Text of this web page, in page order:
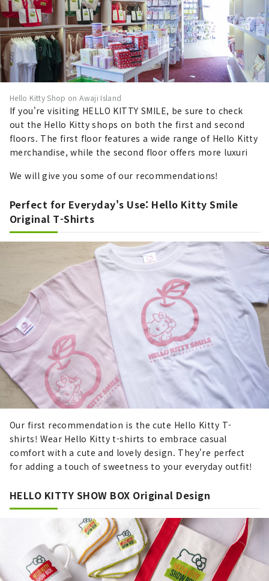
Hello Kitty Shop on Awaji Island
If you're visiting HELLO KITTY SMILE, be sure to check
out the Hello Kitty shops on both the first and second
floors. The first floor features a wide range of Hello Kitty
merchandise, while the second floor offers more luxuri
We will give you some of our recommendations!
Perfect for Everyday's Use: Hello Kitty Smile
Original T-Shirts
Our first recommendation is the cute Hello Kitty T-
shirts! Wear Hello Kitty t-shirts to embrace casual
comfort with a cute and lovely design. They're perfect
for adding a touch of sweetness to your everyday outfit!
HELLO KITTY SHOW BOX Original Design